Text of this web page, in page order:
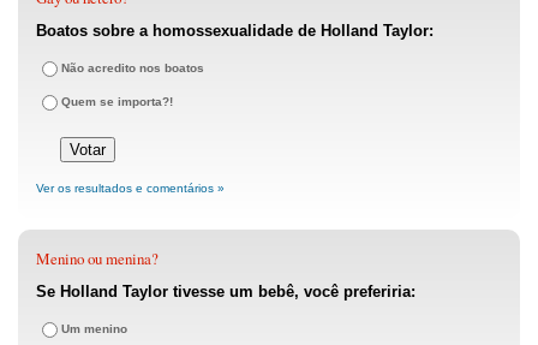
Boatos sobre a homossexualidade de Holland Taylor:
Não acredito nos boatos
Quem se importa?!
Ver os resultados e comentários »
Menino ou menina?
Se Holland Taylor tivesse um bebê, você preferiria:
Um menino